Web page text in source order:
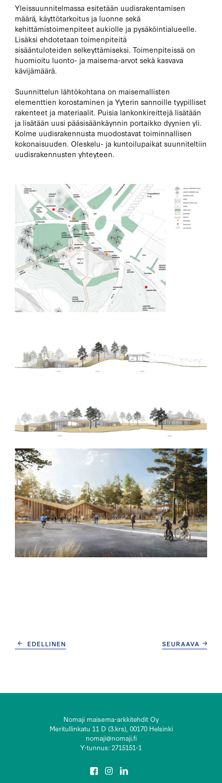
Yleissuunnitelmassa esitetään uudisrakentamisen
määrä, käyttötarkoitus ja luonne sekä
kehittämistoimenpiteet aukiolle ja pysäköintialueelle.
Lisäksi ehdotetaan toimenpiteitä
sisääntuloteiden selkeyttämiseksi. Toimenpiteissä on
huomioitu luonto- ja maisema-arvot sekä kasvava
kävijämäärä.
Suunnittelun lähtökohtana on maisemallisten
elementtien korostaminen ja Yyterin sannoille tyypilliset
rakenteet ja materiaalit. Puisia lankonkireittejä lisätään
ja lisätään uusi pääsisäänkäynnin portaikko dyynien yli.
Kolme uudisrakennusta muodostavat toiminnallisen
kokonaisuuden. Oleskelu- ja kuntoilupaikat suunniteltiin
uudisrakennusten yhteyteen.
CONTINUE
EDELLINEN SEURAAVA
Nomaji maisema-arkkitehdit Oy
Meritullinkatu 11 D (3.krs), 00170 Helsinki
nomaji@nomaji.fi
Y-tunnus: 2715151-1